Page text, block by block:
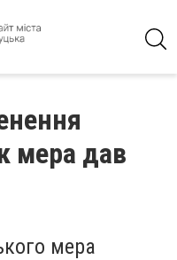
мера дав
мера